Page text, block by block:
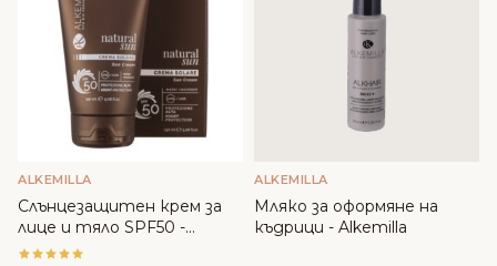
ALKEMILLA
Слънцезащитен крем за
лице и тяло SPF50 -
ALKEMILLA
ALKEMILLA
Мляко за оформяне на
къдрици - Alkemilla